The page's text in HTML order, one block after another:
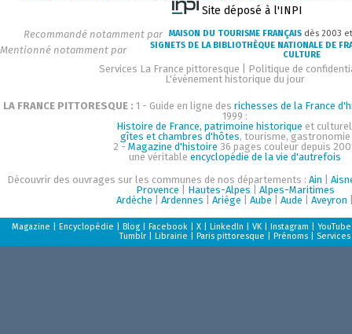
Site déposé à l'INPI
Recommandé notamment par MAISON DU TOURISME FRANÇAIS dès 2003
Mentionné notamment par
SIGNETS DE LA BIBLIOTHÈQUE NATIONALE DE
CULTURE
Services La France pittoresque
Politique de
L'événement historique du jour
LA FRANCE PITTORESQUE : 1 - Guide en ligne des richesses de la France
1999 :
Histoire de France, patrimoine historique et
gîtes et chambres d'hôtes, tourisme, gastronomie
2 - Magazine d'histoire 36 pages couleur depuis
une véritableencyclopédie de la vie d'autrefois
Découvrir des ouvrages sur les communes de nos départements :Ain |
Provence
Hautes-Alpes
Alpes-Maritimes
Ardèche |Ardennes |Ariège |Aube |Aude |Aveyron
Magazine |Encyclopédie |Blog |Facebook |X |LinkedIn |VK |Instagram |YouTube
Tumblr |Librairie |Paris pittoresque |Prénoms Services